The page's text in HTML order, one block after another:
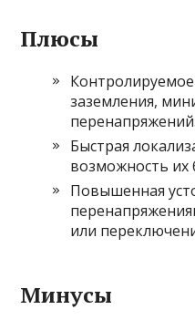
Плюсы
заземления,
перенапряжений.
Быстрая
возможность их
Повышенная
или
Минусы